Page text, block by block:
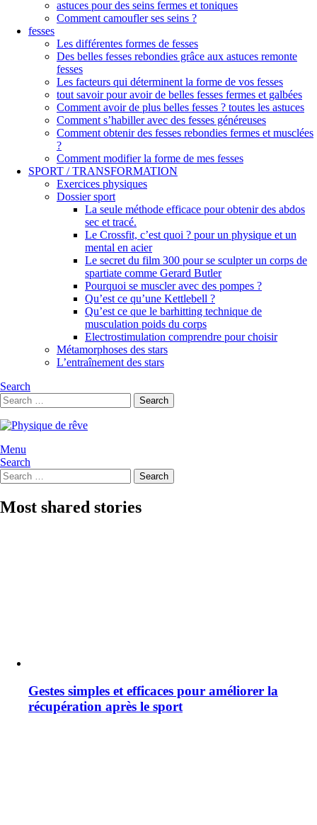
astuces pour des seins fermes et toniques
Comment camoufler ses seins ?
fesses
Les différentes formes de fesses
Des belles fesses rebondies grâce aux astuces remonte
fesses
Les facteurs qui déterminent la forme de vos fesses
tout savoir pour avoir de belles fesses fermes et galbées
Comment avoir de plus belles fesses ? toutes les astuces
Comment s’habiller avec des fesses généreuses
Comment obtenir des fesses rebondies fermes et musclées
?
Comment modifier la forme de mes fesses
SPORT / TRANSFORMATION
Exercices physiques
Dossier sport
La seule méthode efficace pour obtenir des abdos
sec et tracé.
Le Crossfit, c’est quoi ? pour un physique et un
mental en acier
Le secret du film 300 pour se sculpter un corps de
spartiate comme Gerard Butler
Pourquoi se muscler avec des pompes ?
Qu’est ce qu’une Kettlebell ?
Qu’est ce que le barhitting technique de
musculation poids du corps
Electrostimulation comprendre pour choisir
Métamorphoses des stars
L’entraînement des stars
Search
Search
for:
Search
Menu
Search
Search
for:
Search
Most shared stories
Gestes simples et efficaces pour améliorer la
récupération après le sport